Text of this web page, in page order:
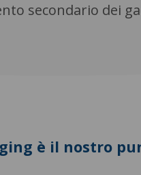
secondario dei
è il nostro